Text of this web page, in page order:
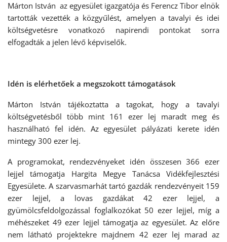
Márton István az egyesület igazgatója és Ferencz Tibor elnök
tartották vezették a közgyűlést, amelyen a tavalyi és idei
költségvetésre vonatkozó napirendi pontokat sorra
elfogadták a jelen lévő képviselők.
Idén is elérhetőek a megszokott támogatások
Márton István tájékoztatta a tagokat, hogy a tavalyi
költségvetésből több mint 161 ezer lej maradt meg és
használható fel idén. Az egyesület pályázati kerete idén
mintegy 300 ezer lej.
A programokat, rendezvényeket idén összesen 366 ezer
lejjel támogatja Hargita Megye Tanácsa Vidékfejlesztési
Egyesülete. A szarvasmarhát tartó gazdák rendezvényeit 159
ezer lejjel, a lovas gazdákat 42 ezer lejjel, a
gyümölcsfeldolgozással foglalkozókat 50 ezer lejjel, míg a
méhészeket 49 ezer lejjel támogatja az egyesület. Az előre
nem látható projektekre majdnem 42 ezer lej marad az